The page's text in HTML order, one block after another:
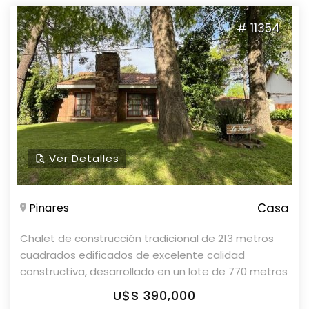
asesores en Parolin & Asociados Propiedades.
# 11354
Ver Detalles
Pinares Casa
Chalet de construcción tradicional de 213 metros
cuadrados edificados de excelente calidad
constructiva, desarrollado en un lote de 770 metros
cuadrados, ubicado a cuadras de playa mansa. La
casa cuenta con un estar con estufa a leña,
U$S 390,000